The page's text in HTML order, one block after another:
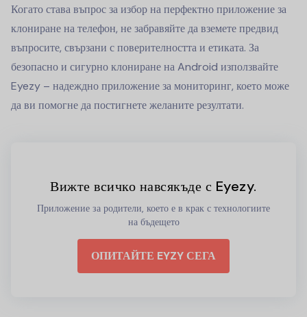
Когато става въпрос за избор на перфектно приложение за
клониране на телефон, не забравяйте да вземете предвид
въпросите, свързани с поверителността и етиката. За
безопасно и сигурно клониране на Android използвайте
Eyezy – надеждно приложение за мониторинг, което може
да ви помогне да постигнете желаните резултати.
Вижте всичко навсякъде с Eyezy.
Приложение за родители, което е в крак с технологиите
на бъдещето
ОПИТАЙТЕ EYZY СЕГА